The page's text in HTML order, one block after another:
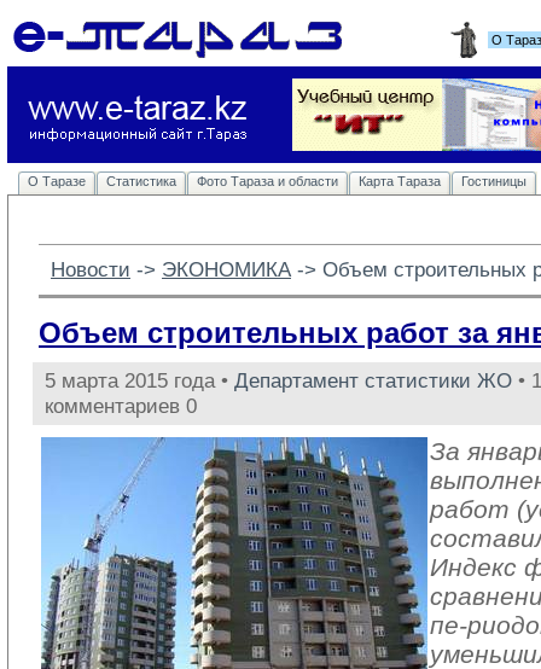
О
О Таразе Статистика Фото Тараза и области Карта Тараза Гостиницы
Новости -> ЭКОНОМИКА -> Объем строительных
Объем строительных работ за
5 марта 2015 года • Департамент статистики ЖО •
комментариев 0
За
работ
Индекс
пе-